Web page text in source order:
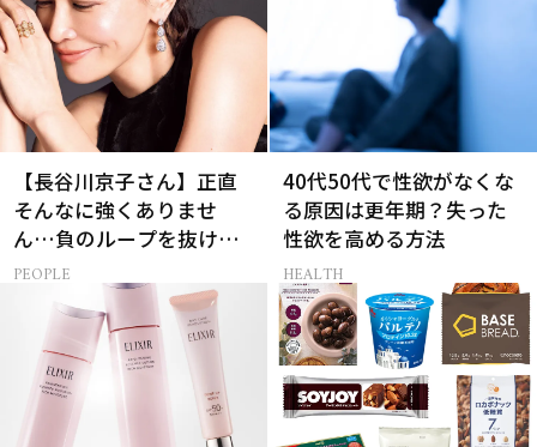
【長谷川京子さん】正直
そんなに強くありませ
ん…負のループを抜ける
15分の習慣とは?
PEOPLE
40代50代で性欲がなくな
る原因は更年期？失った
性欲を高める方法
HEALTH